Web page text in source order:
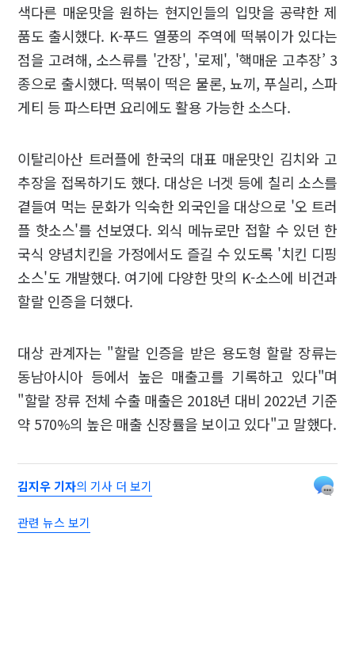
색다른 매운맛을 원하는 현지인들의 입맛을 공략한 제
품도 출시했다. K-푸드 열풍의 주역에 떡볶이가 있다는
점을 고려해, 소스류를 '간장', '로제', '핵매운 고추장’ 3
종으로 출시했다. 떡볶이 떡은 물론, 뇨끼, 푸실리, 스파
게티 등 파스타면 요리에도 활용 가능한 소스다.
이탈리아산 트러플에 한국의 대표 매운맛인 김치와 고
추장을 접목하기도 했다. 대상은 너겟 등에 칠리 소스를
곁들여 먹는 문화가 익숙한 외국인을 대상으로 '오 트러
플 핫소스'를 선보였다. 외식 메뉴로만 접할 수 있던 한
국식 양념치킨을 가정에서도 즐길 수 있도록 '치킨 디핑
소스'도 개발했다. 여기에 다양한 맛의 K-소스에 비건과
할랄 인증을 더했다.
대상 관계자는 "할랄 인증을 받은 용도형 할랄 장류는
동남아시아 등에서 높은 매출고를 기록하고 있다"며
"할랄 장류 전체 수출 매출은 2018년 대비 2022년 기준
약 570%의 높은 매출 신장률을 보이고 있다"고 말했다.
김지우 기자의 기사 더 보기
관련 뉴스 보기